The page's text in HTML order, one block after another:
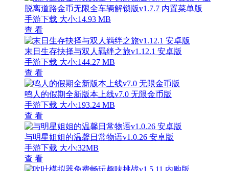
脱离道路金币无限全车辆解锁版v1.7.7 内置菜单版
手游下载 大小:14.93 MB
查 看
末日生存抉择与双人羁绊之旅v1.12.1 安卓版
手游下载 大小:144.27 MB
查 看
鸣人的假期全新版本上线v7.0 无限金币版
手游下载 大小:193.24 MB
查 看
与明星姐姐的温馨日常物语v1.0.26 安卓版
手游下载 大小:32MB
查 看